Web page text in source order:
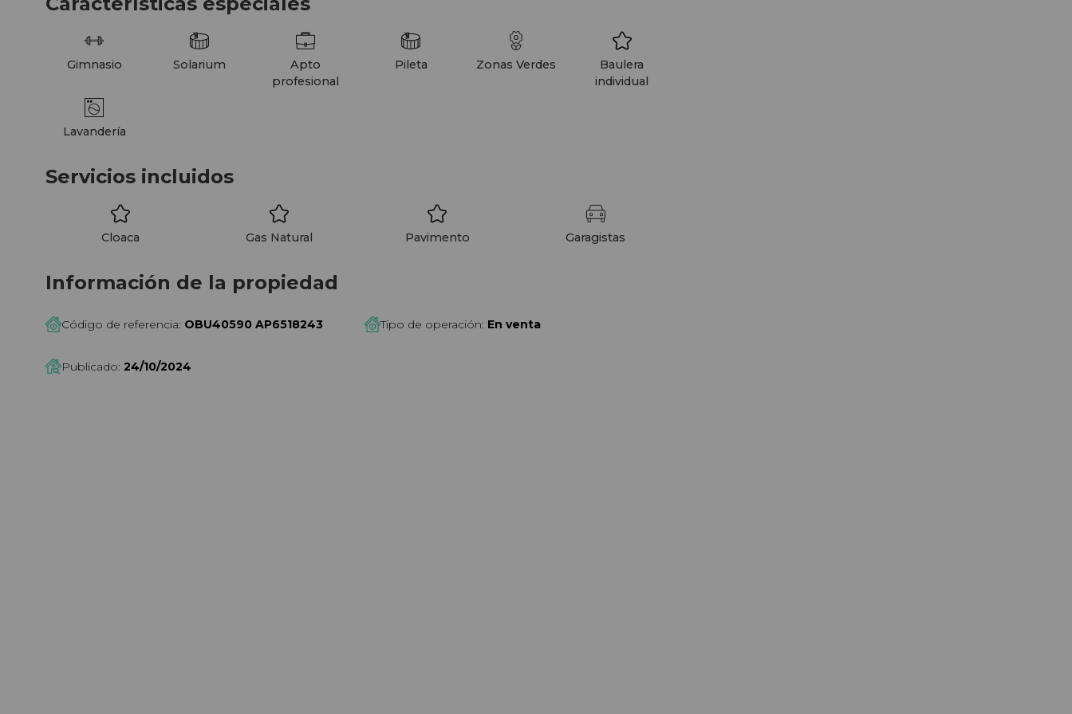
El proyecto propone una nueva forma de habitar la ciudad, integrando espacios
privados, áreas comunes y expansiones exteriores que fomentan el bienestar, el
Gimnasio Solarium
Apto
profesional
Pileta Zonas Verdes
Baulera
individual
Lavandería
Servicios incluidos
Cloaca Gas Natural Pavimento Garagistas
Información de la propiedad
Código de referencia: OBU40590 AP6518243 Tipo de operación: En venta
Publicado: 24/10/2024